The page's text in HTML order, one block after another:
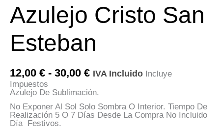
Azulejo Cristo San
Esteban
12,00 € - 30,00 €Rango
De
Precios:
Desde
12,00 €
Hasta
IVA Incluido Incluye
Impuestos
Azulejo De Sublimación.
No Exponer Al Sol Solo Sombra O Interior. Tiempo De
Realización 5 O 7 Días Desde La Compra No Incluido
Día Festivos.